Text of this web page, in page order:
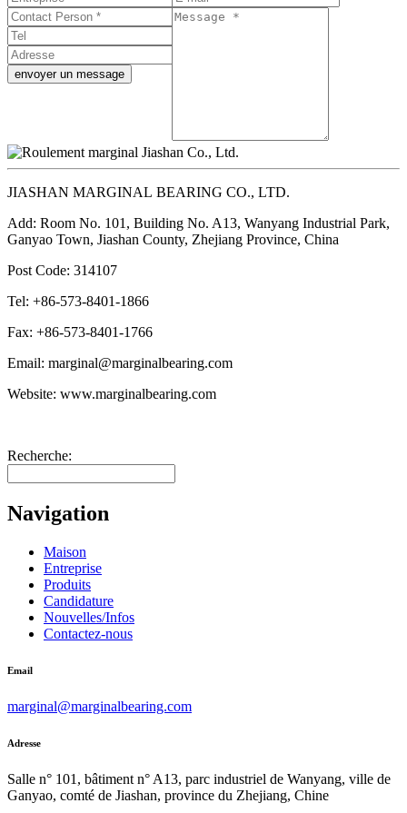
envoyer un message
JIASHAN MARGINAL BEARING CO., LTD.
Add: Room No. 101, Building No. A13, Wanyang Industrial Park,
Ganyao Town, Jiashan County, Zhejiang Province, China
Post Code: 314107
Tel: +86-573-8401-1866
Fax: +86-573-8401-1766
Email: marginal@marginalbearing.com
Website: www.marginalbearing.com
Recherche:
Navigation
Maison
Entreprise
Produits
Candidature
Nouvelles/Infos
Contactez-nous
Email
marginal@marginalbearing.com
Adresse
Salle n° 101, bâtiment n° A13, parc industriel de Wanyang, ville de
Ganyao, comté de Jiashan, province du Zhejiang, Chine